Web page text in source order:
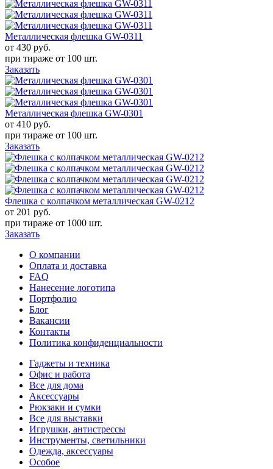
Металлическая флешка GW-0311
от 430 руб.
при тираже от 100 шт.
Заказать
Металлическая флешка GW-0301
от 410 руб.
при тираже от 100 шт.
Заказать
Флешка с колпачком металлическая GW-0212
от 201 руб.
при тираже от 1000 шт.
Заказать
О компании
Оплата и доставка
FAQ
Нанесение логотипа
Портфолио
Блог
Вакансии
Контакты
Политика конфиденциальности
Гаджеты и техника
Офис и работа
Все для дома
Аксессуары
Рюкзаки и сумки
Все для выставки
Игрушки, антистрессы
Инструменты, светильники
Одежда, аксессуары
Особое